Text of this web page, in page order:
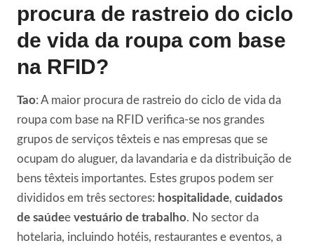
procura de rastreio do ciclo
de vida da roupa com base
na RFID?
Tao: A maior procura de rastreio do ciclo de vida da
roupa com base na RFID verifica-se nos grandes
grupos de serviços têxteis e nas empresas que se
ocupam do aluguer, da lavandaria e da distribuição de
bens têxteis importantes. Estes grupos podem ser
divididos em três sectores: hospitalidade, cuidados
de saúdee vestuário de trabalho. No sector da
hotelaria, incluindo hotéis, restaurantes e eventos, a